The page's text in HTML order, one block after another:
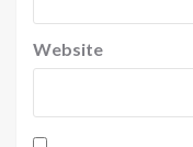
Website